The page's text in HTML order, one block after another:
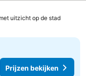
uitzicht op de stad
Prijzen bekijken